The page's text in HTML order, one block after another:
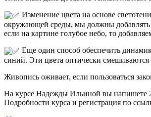
Изменение цвета на основе
окружающей среды, мы должны добавлять
если на картине голубое небо, то
Еще один способ обеспечить
синий. Эти цвета оптически
Живопись оживает, если пользоваться
На курсе Надежды Ильиной вы напишете
Подробности курса и регистрация по